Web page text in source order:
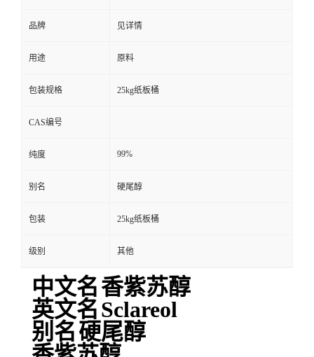
品牌 见详情
用途 原料
包装规格 25kg纸板桶
CAS编号
纯度 99%
别名 硬尾醇
包装 25kg纸板桶
级别 其他
中文名香紫苏醇
英文名Sclareol
别名硬尾醇